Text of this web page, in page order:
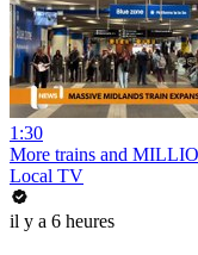
1:30
More trains and
Local TV
il y a 6 heures